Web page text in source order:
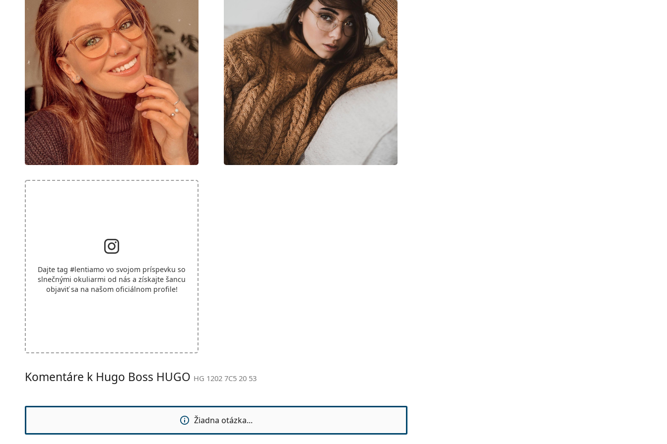
Dajte tag #lentiamo vo svojom príspevku so
slnečnými okuliarmi od nás a získajte šancu
objaviť sa na našom oficiálnom profile!
Komentáre k Hugo Boss HUGO HG 1202 7C5 20 53
Žiadna otázka...